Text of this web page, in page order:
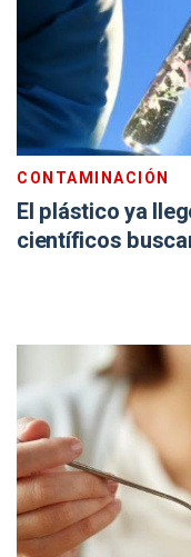
CONTAMINACIÓN
El plástico ya
científicos